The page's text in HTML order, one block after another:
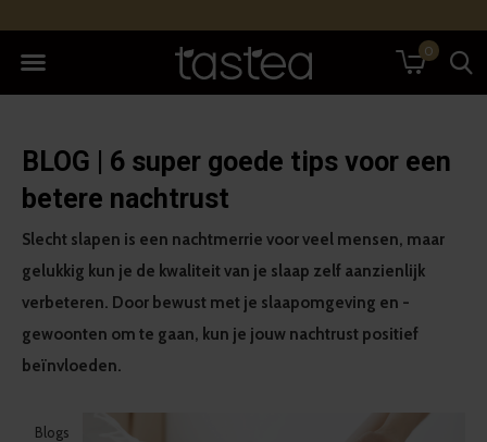
0
BLOG | 6 super goede tips voor een
betere nachtrust
Slecht slapen is een nachtmerrie voor veel mensen, maar
gelukkig kun je de kwaliteit van je slaap zelf aanzienlijk
verbeteren. Door bewust met je slaapomgeving en -
gewoonten om te gaan, kun je jouw nachtrust positief
beïnvloeden.
Blogs